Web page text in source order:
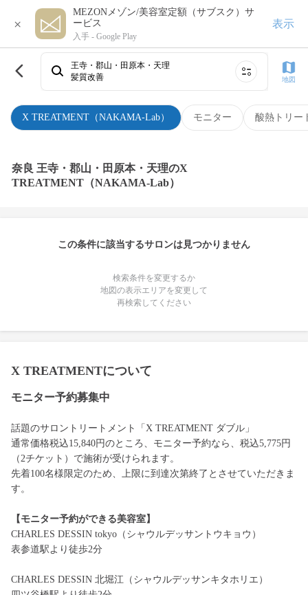
×
MEZONメゾン/美容室定額（サブスク）サ
ービス
入手 - Google Play
表示
X TREATMENT（NAKAMA-Lab） モニター 酸熱トリー
王寺・郡山・田原本・天理
髪質改善
地図
奈良 王寺・郡山・田原本・天理のX
TREATMENT（NAKAMA-Lab）
この条件に該当するサロンは見つかりません
検索条件を変更するか
地図の表示エリアを変更して
再検索してください
X TREATMENTについて
モニター予約募集中
話題のサロントリートメント「X TREATMENT ダブル」
通常価格税込15,840円のところ、モニター予約なら、税込5,775円
（2チケット）で施術が受けられます。
先着100名様限定のため、上限に到達次第終了とさせていただきま
す。
【モニター予約ができる美容室】
CHARLES DESSIN tokyo（シャウルデッサントウキョウ）
表参道駅より徒歩2分
CHARLES DESSIN 北堀江（シャウルデッサンキタホリエ）